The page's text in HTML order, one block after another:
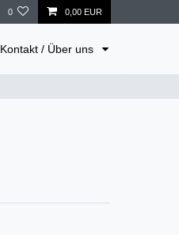
0 0,00 EUR
Kontakt / Über uns